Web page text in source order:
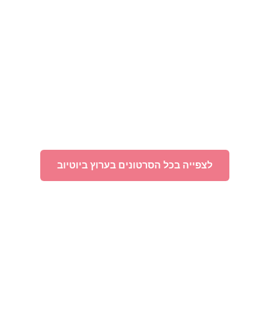
לצפייה בכל הסרטונים בערוץ ביוטיוב